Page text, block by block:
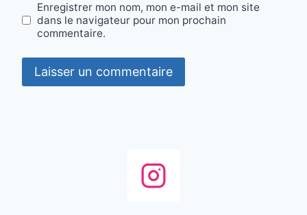
Enregistrer mon nom, mon e-mail et mon site
dans le navigateur pour mon prochain
commentaire.